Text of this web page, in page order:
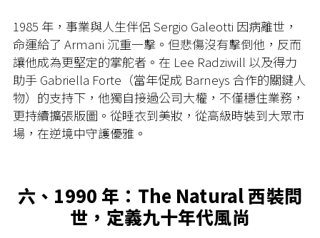
1985 年，事業與人生伴侶 Sergio Galeotti 因病離世，
命運給了 Armani 沉重一擊。但悲傷沒有擊倒他，反而
讓他成為更堅定的掌舵者。在 Lee Radziwill 以及得力
助手 Gabriella Forte（當年促成 Barneys 合作的關鍵人
物）的支持下，他獨自接過公司大權，不僅穩住業務，
更持續擴張版圖。從睡衣到美妝，從高級時裝到大眾市
場，在逆境中守護優雅。
六、1990 年：The Natural 西裝問
世，定義九十年代風尚